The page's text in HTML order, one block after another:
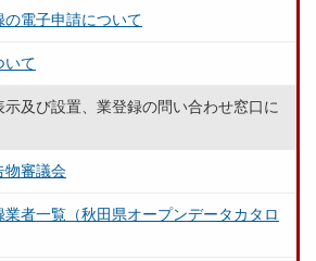
の電子申請について
いて
示及び設置、業登録の問い合わせ窓口に
物審議会
業者一覧（秋田県オープンデータカタロ